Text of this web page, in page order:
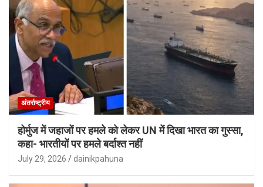
अंतर्राष्ट्रीय
होर्मुज में जहाजों पर हमले को लेकर UN में दिखा भारत का गुस्सा,
कहा- भारतीयों पर हमले बर्दाश्त नहीं
July 29, 2026 dainikpahuna